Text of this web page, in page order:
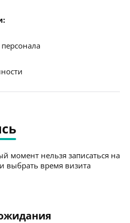
момент нельзя записаться на
выбрать время визита